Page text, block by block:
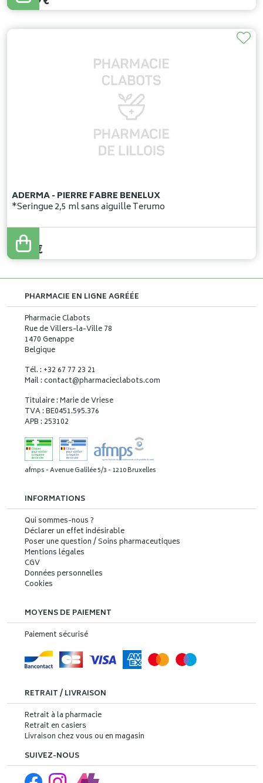
ADERMA - PIERRE FABRE BENELUX
*Seringue 2,5 ml sans aiguille Terumo
0,40 €
PHARMACIE EN LIGNE AGRÉÉE
Pharmacie Clabots
Rue de Villers-la-Ville 78
1470 Genappe
Belgique
Tél. : +32 67 77 23 21
Mail : contact@pharmacieclabots.com
Titulaire : Marie de Vriese
TVA : BE0451.595.376
APB : 253102
afmps - Avenue Galilée 5/3 - 1210 Bruxelles
INFORMATIONS
Qui sommes-nous ?
Déclarer un effet indésirable
Poser une question / Soins pharmaceutiques
Mentions légales
CGV
Données personnelles
Cookies
MOYENS DE PAIEMENT
Paiement sécurisé
RETRAIT / LIVRAISON
Retrait à la pharmacie
Retrait en casiers
Livraison chez vous ou en magasin
SUIVEZ-NOUS